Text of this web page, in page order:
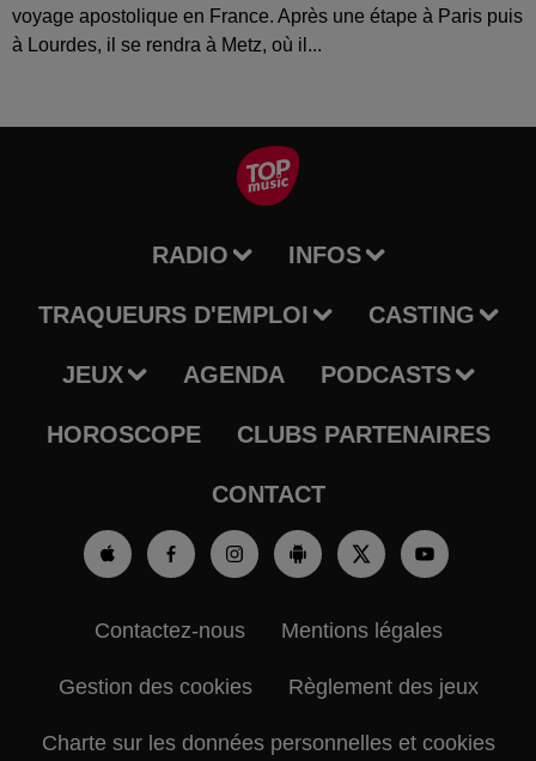
voyage apostolique en France. Après une étape à Paris puis
à Lourdes, il se rendra à Metz, où il...
RADIO INFOS
TRAQUEURS D'EMPLOI CASTING
JEUX AGENDA PODCASTS
HOROSCOPE CLUBS PARTENAIRES
CONTACT
Contactez-nous Mentions légales
Gestion des cookies Règlement des jeux
Charte sur les données personnelles et cookies